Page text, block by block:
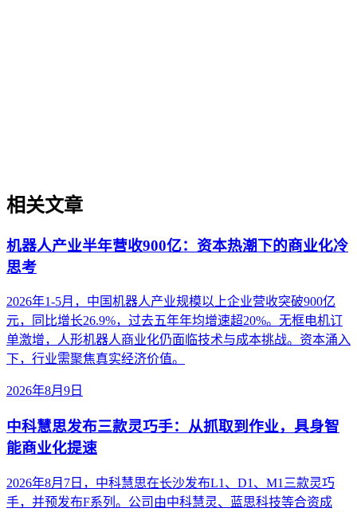
相关文章
机器人产业半年营收900亿：资本热潮下的商业化冷
思考
2026年1-5月，中国机器人产业规模以上企业营收突破900亿
元，同比增长26.9%，过去五年年均增速超20%。无框电机订
单激增，人形机器人商业化仍面临技术与成本挑战。资本涌入
下，行业需聚焦真实经济价值。
2026年8月9日
中科慧思发布三款灵巧手：从抓取到作业，具身智
能商业化提速
2026年8月7日，中科慧思在长沙发布L1、D1、M1三款灵巧
手，并预发布F系列。公司由中科慧灵、蓝思科技等合资成